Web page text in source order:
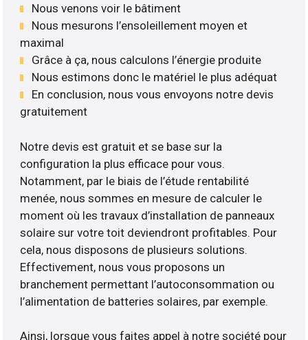
Nous venons voir le bâtiment
Nous mesurons l’ensoleillement moyen et
maximal
Grâce à ça, nous calculons l’énergie produite
Nous estimons donc le matériel le plus adéquat
En conclusion, nous vous envoyons notre devis
gratuitement
Notre devis est gratuit et se base sur la
configuration la plus efficace pour vous.
Notamment, par le biais de l’étude rentabilité
menée, nous sommes en mesure de calculer le
moment où les travaux d’installation de panneaux
solaire sur votre toit deviendront profitables. Pour
cela, nous disposons de plusieurs solutions.
Effectivement, nous vous proposons un
branchement permettant l’autoconsommation ou
l’alimentation de batteries solaires, par exemple.
Ainsi, lorsque vous faites appel à notre société pour